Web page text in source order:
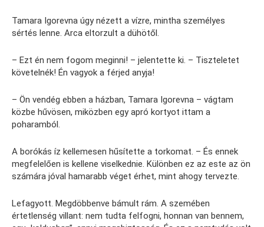
Tamara Igorevna úgy nézett a vízre, mintha személyes
sértés lenne. Arca eltorzult a dühötől.
– Ezt én nem fogom meginni! – jelentette ki. – Tiszteletet
követelnék! Én vagyok a férjed anyja!
– Ön vendég ebben a házban, Tamara Igorevna – vágtam
közbe hűvösen, miközben egy apró kortyot ittam a
poharamból.
A borókás íz kellemesen hűsítette a torkomat. – És ennek
megfelelően is kellene viselkednie. Különben ez az este az ön
számára jóval hamarabb véget érhet, mint ahogy tervezte.
Lefagyott. Megdöbbenve bámult rám. A szemében
értetlenség villant: nem tudta felfogni, honnan van bennem,